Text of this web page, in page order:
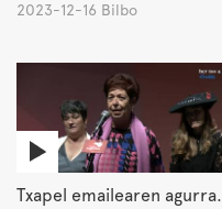
2023-12-16 Bilbo
Txapel emailearen agurra.